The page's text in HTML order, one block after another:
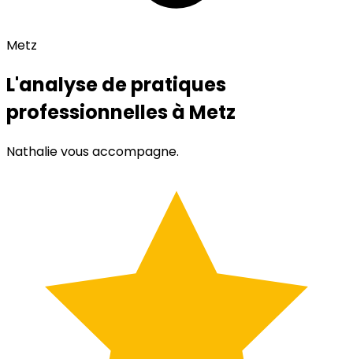
Metz
L'analyse de pratiques
professionnelles à Metz
Nathalie vous accompagne.